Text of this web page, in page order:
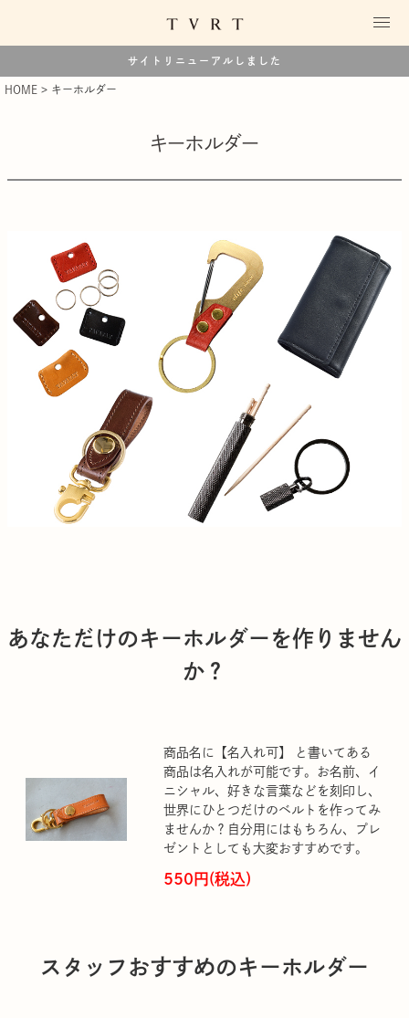
サイトリニューアルしました
HOME キーホルダー
キーホルダー
あなただけのキーホルダーを作りません
か？
商品名に【名入れ可】 と書いてある
商品は名入れが可能です。お名前、イ
ニシャル、好きな言葉などを刻印し、
世界にひとつだけのベルトを作ってみ
ませんか？自分用にはもちろん、プレ
ゼントとしても大変おすすめです。
550円(税込)
スタッフおすすめのキーホルダー